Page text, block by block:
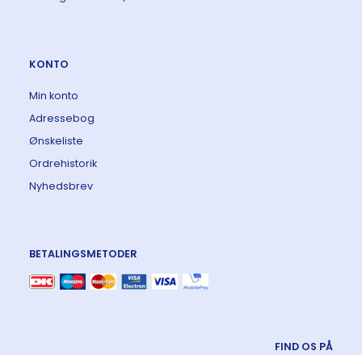
KONTO
Min konto
Adressebog
Ønskeliste
Ordrehistorik
Nyhedsbrev
BETALINGSMETODER
FIND OS PÅ